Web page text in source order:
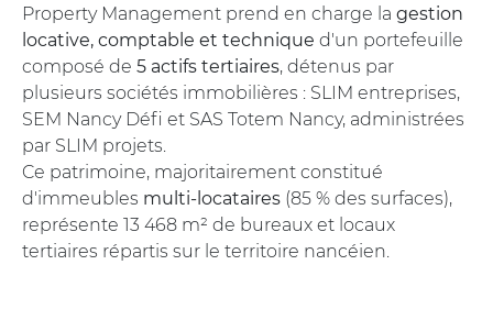
Property Management prend en charge la gestion
locative, comptable et technique d'un portefeuille
composé de 5 actifs tertiaires, détenus par
plusieurs sociétés immobilières : SLIM entreprises,
SEM Nancy Défi et SAS Totem Nancy, administrées
par SLIM projets.
Ce patrimoine, majoritairement constitué
d'immeubles multi-locataires (85 % des surfaces),
représente 13 468 m² de bureaux et locaux
tertiaires répartis sur le territoire nancéien.